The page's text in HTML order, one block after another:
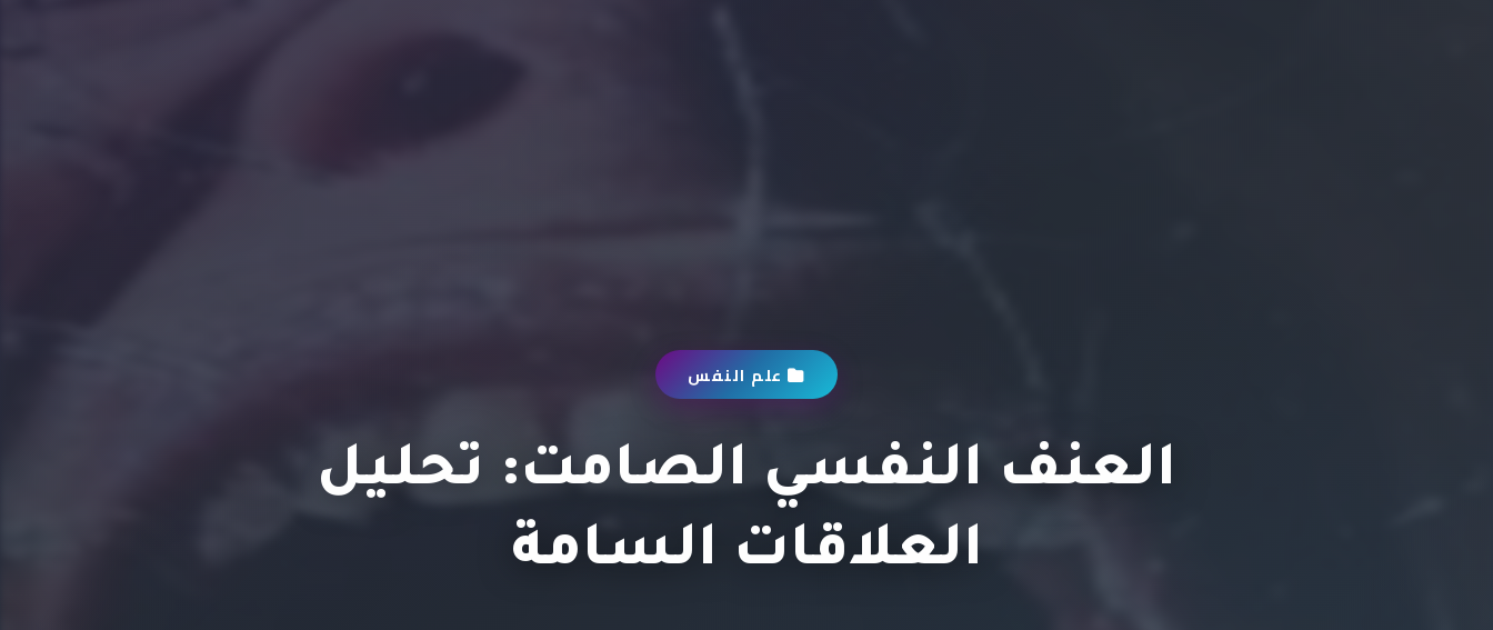
علم النفس
العنف النفسي الصامت: تحليل
العلاقات السامة